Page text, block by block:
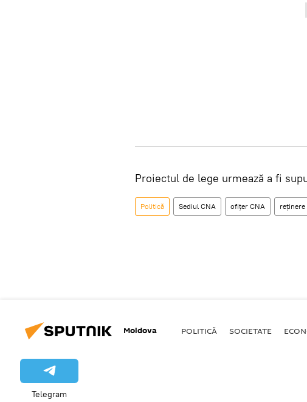
Proiectul de lege urmează a fi
Politică Sediul CNA ofițer CNA reținere
Moldova POLITICĂ SOCIETATE
Telegram